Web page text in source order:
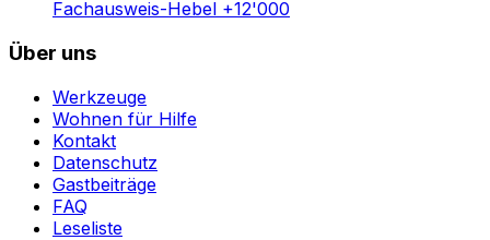
Fachausweis-Hebel +12'000
Über uns
Werkzeuge
Wohnen für Hilfe
Kontakt
Datenschutz
Gastbeiträge
FAQ
Leseliste